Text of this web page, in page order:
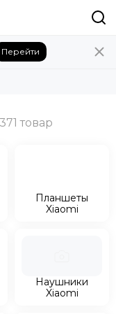
Перейти
Планшеты
Xiaomi
Наушники
Xiaomi